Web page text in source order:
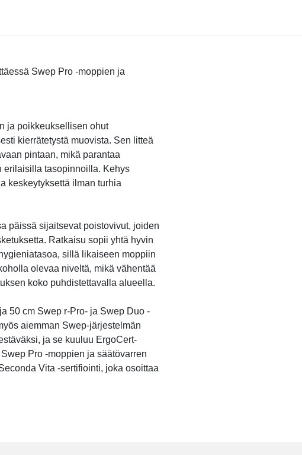
Swep Pro -moppien ja
ja poikkeuksellisen ohut
kierrätetystä muovista. Sen litteä
pintaan, mikä parantaa
erilaisilla tasopinnoilla. Kehys
keskeytyksettä ilman turhia
päissä sijaitsevat poistovivut, joiden
Ratkaisu sopii yhtä hyvin
sillä likaiseen moppiin
olevaa niveltä, mikä vähentää
koko puhdistettavalla alueella.
50 cm Swep r-Pro- ja Swep Duo -
aiemman Swep-järjestelmän
ja se kuuluu ErgoCert-
Pro -moppien ja säätövarren
Vita -sertifiointi, joka osoittaa